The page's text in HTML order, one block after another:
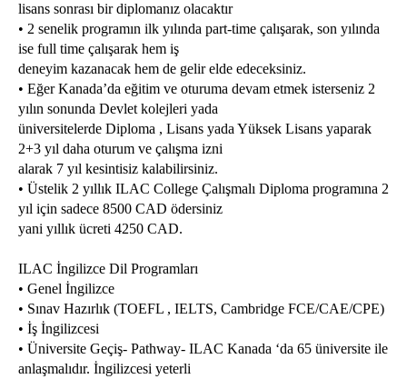
çalışma ve eğlenme noktasında oldukça rahat bir şekilde
yaşamlarını sürdürebilirler.
ILAC International College Vancouver kampüsü ise deniz
sınırında bulunan Coal Harbour bölgesinde bulunur. İş
merkezlerine ve toplu taşımaya yakınlığı ile öğrencilere ferah bir
yaşam imkanı sunmaktadır.
ILAC International College ile eğitim alan öğrenciler
mezuniyetleri sonrasında dilerlerse farklı bir özel kolej programı
ile dilerlerse de bir devlet koleji programları ile Kanada’daki
lisans sonrası bir diplomanız olacaktır
• 2 senelik programın ilk yılında part-time çalışarak, son yılında
ise full time çalışarak hem iş
deneyim kazanacak hem de gelir elde edeceksiniz.
• Eğer Kanada’da eğitim ve oturuma devam etmek isterseniz 2
yılın sonunda Devlet kolejleri yada
üniversitelerde Diploma , Lisans yada Yüksek Lisans yaparak
2+3 yıl daha oturum ve çalışma izni
alarak 7 yıl kesintisiz kalabilirsiniz.
• Üstelik 2 yıllık ILAC College Çalışmalı Diploma programına 2
yıl için sadece 8500 CAD ödersiniz
yani yıllık ücreti 4250 CAD.
ILAC İngilizce Dil Programları
• Genel İngilizce
• Sınav Hazırlık (TOEFL , IELTS, Cambridge FCE/CAE/CPE)
• İş İngilizcesi
• Üniversite Geçiş- Pathway- ILAC Kanada ‘da 65 üniversite ile
anlaşmalıdır. İngilizcesi yeterli